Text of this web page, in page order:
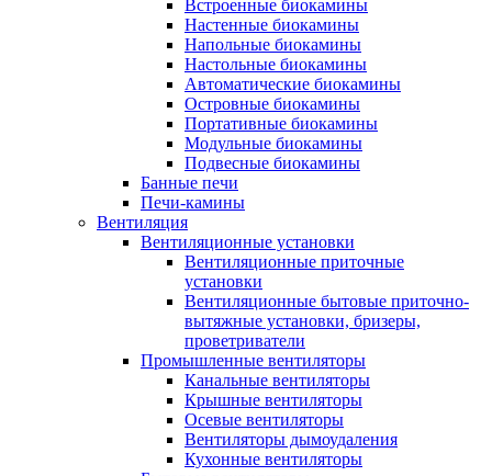
Встроенные биокамины
Настенные биокамины
Напольные биокамины
Настольные биокамины
Автоматические биокамины
Островные биокамины
Портативные биокамины
Модульные биокамины
Подвесные биокамины
Банные печи
Печи-камины
Вентиляция
Вентиляционные установки
Вентиляционные приточные
установки
Вентиляционные бытовые приточно-
вытяжные установки, бризеры,
проветриватели
Промышленные вентиляторы
Канальные вентиляторы
Крышные вентиляторы
Осевые вентиляторы
Вентиляторы дымоудаления
Кухонные вентиляторы